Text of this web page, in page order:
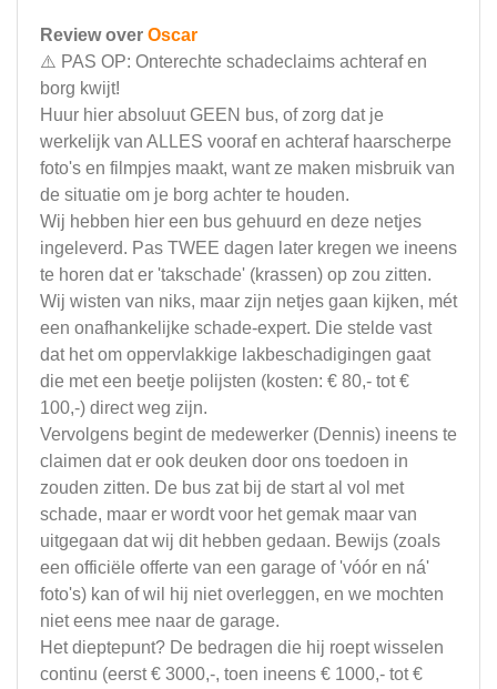
Review over Oscar
​⚠️ PAS OP: Onterechte schadeclaims achteraf en
borg kwijt!
​Huur hier absoluut GEEN bus, of zorg dat je
werkelijk van ALLES vooraf en achteraf haarscherpe
foto's en filmpjes maakt, want ze maken misbruik van
de situatie om je borg achter te houden.
​Wij hebben hier een bus gehuurd en deze netjes
ingeleverd. Pas TWEE dagen later kregen we ineens
te horen dat er 'takschade' (krassen) op zou zitten.
Wij wisten van niks, maar zijn netjes gaan kijken, mét
een onafhankelijke schade-expert. Die stelde vast
dat het om oppervlakkige lakbeschadigingen gaat
die met een beetje polijsten (kosten: € 80,- tot €
100,-) direct weg zijn.
​Vervolgens begint de medewerker (Dennis) ineens te
claimen dat er ook deuken door ons toedoen in
zouden zitten. De bus zat bij de start al vol met
schade, maar er wordt voor het gemak maar van
uitgegaan dat wij dit hebben gedaan. Bewijs (zoals
een officiële offerte van een garage of 'vóór en ná'
foto's) kan of wil hij niet overleggen, en we mochten
niet eens mee naar de garage.
​Het dieptepunt? De bedragen die hij roept wisselen
continu (eerst € 3000,-, toen ineens € 1000,- tot €